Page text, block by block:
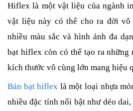
Hiflex là một vật liệu của ngành
vật liệu này có thể cho ra đời vô
nhiều màu sắc và hình ảnh đa
bạt hiflex còn có thể tạo ra những
kích thước vô cùng lớn mang hiệu
Bản bạt hiflex là một loại nhựa
nhiều đặc tính nổi bật như dẻo